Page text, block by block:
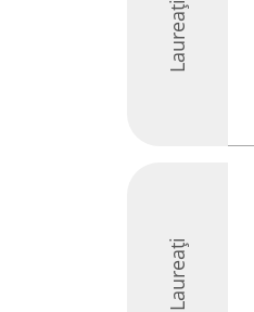
Laureați
Laureați